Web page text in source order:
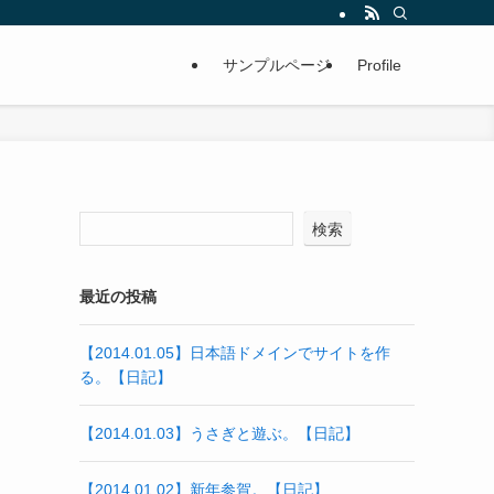
サンプルページ Profile
検索
最近の投稿
【2014.01.05】日本語ドメインでサイトを作
る。【日記】
【2014.01.03】うさぎと遊ぶ。【日記】
【2014.01.02】新年参賀。【日記】